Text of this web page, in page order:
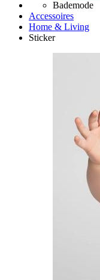
Bademode
Accessoires
Home & Living
Sticker